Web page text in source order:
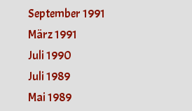
September 1991
März 1991
Juli 1990
Juli 1989
Mai 1989